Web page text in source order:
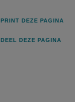
PRINT DEZE PAGINA
DEEL DEZE PAGINA